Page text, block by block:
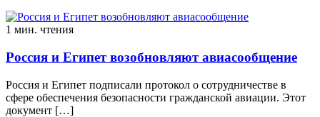
1 мин. чтения
Россия и Египет возобновляют авиасообщение
Россия и Египет подписали протокол о сотрудничестве в
сфере обеспечения безопасности гражданской авиации. Этот
документ […]